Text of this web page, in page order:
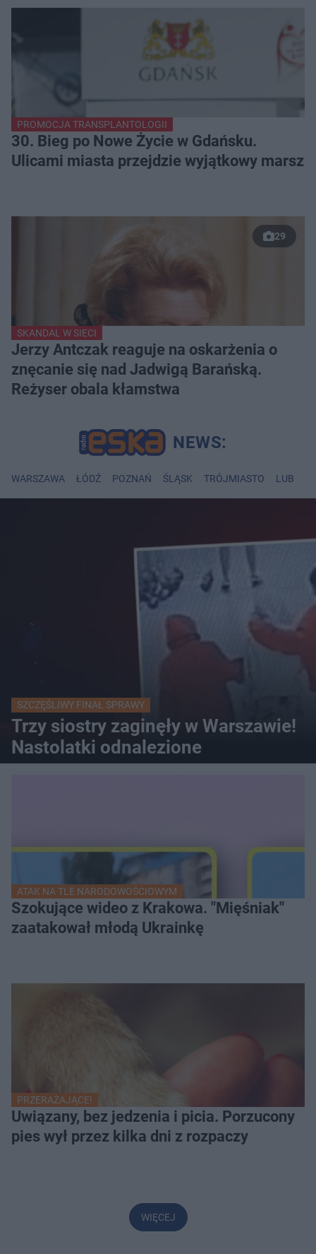
PROMOCJA TRANSPLANTOLOGII
30. Bieg po Nowe Życie w Gdańsku.
Ulicami miasta przejdzie wyjątkowy marsz
29
SKANDAL W SIECI
Jerzy Antczak reaguje na oskarżenia o
znęcanie się nad Jadwigą Barańską.
Reżyser obala kłamstwa
WARSZAWA ŁÓDŹ POZNAŃ ŚLĄSK TRÓJMIASTO LUBLIN
SZCZĘŚLIWY FINAŁ SPRAWY
Trzy siostry zaginęły w Warszawie!
Nastolatki odnalezione
ATAK NA TLE NARODOWOŚCIOWYM
Szokujące wideo z Krakowa. "Mięśniak"
zaatakował młodą Ukrainkę
PRZERAŻAJĄCE!
Uwiązany, bez jedzenia i picia. Porzucony
pies wył przez kilka dni z rozpaczy
WIĘCEJ